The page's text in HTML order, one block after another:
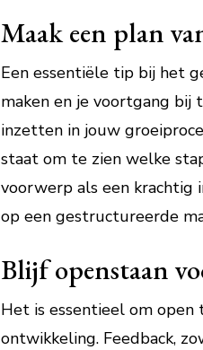
Maak een plan
Een essentiële tip bij het
maken en je voortgang
inzetten in jouw
staat om te zien welke
voorwerp als een
op een gestructureerde
Blijf openstaan
Het is essentieel om open
ontwikkeling. Feedback,